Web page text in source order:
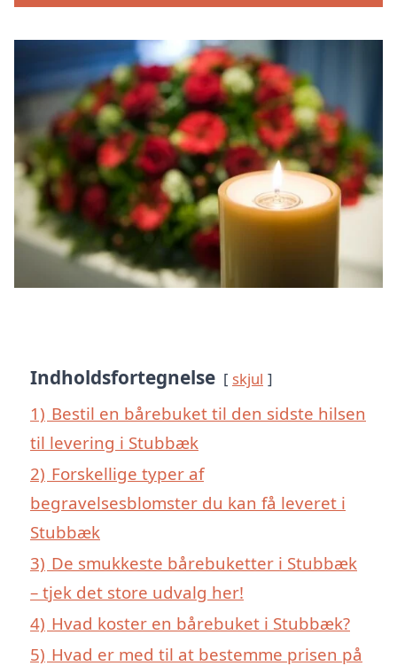
Indholdsfortegnelse skjul
1) Bestil en bårebuket til den sidste hilsen
til levering i Stubbæk
2) Forskellige typer af
begravelsesblomster du kan få leveret i
Stubbæk
3) De smukkeste bårebuketter i Stubbæk
– tjek det store udvalg her!
4) Hvad koster en bårebuket i Stubbæk?
5) Hvad er med til at bestemme prisen på